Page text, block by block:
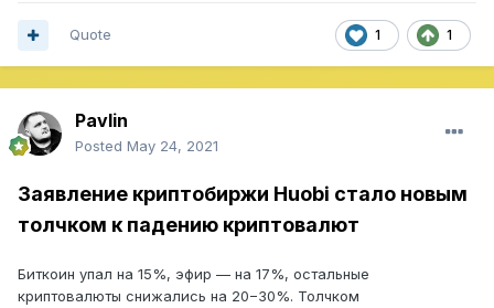
1 1
Quote
Pavlin
Posted May 24, 2021
Заявление криптобиржи Huobi стало новым
толчком к падению криптовалют
Биткоин упал на 15%, эфир — на 17%, остальные
криптовалюты снижались на 20−30%. Толчком